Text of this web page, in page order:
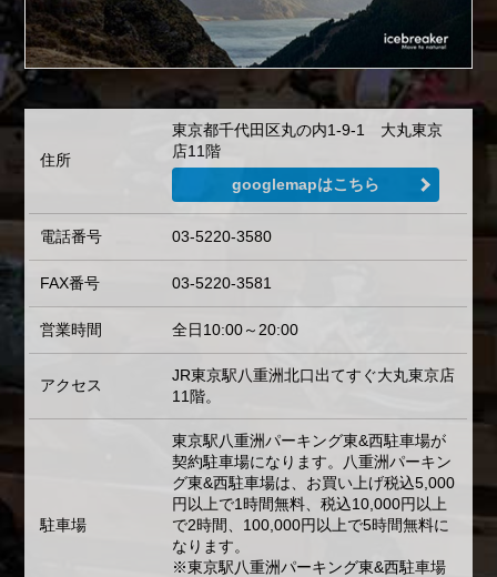
住所
東京都千代田区丸の内1-9-1 大丸東京
店11階
googlemapはこちら
電話番号 03-5220-3580
FAX番号 03-5220-3581
営業時間 全日10:00～20:00
アクセス
JR東京駅八重洲北口出てすぐ大丸東京店
11階。
駐車場
東京駅八重洲パーキング東&西駐車場が
契約駐車場になります。八重洲パーキン
グ東&西駐車場は、お買い上げ税込5,000
円以上で1時間無料、税込10,000円以上
で2時間、100,000円以上で5時間無料に
なります。
※東京駅八重洲パーキング東&西駐車場